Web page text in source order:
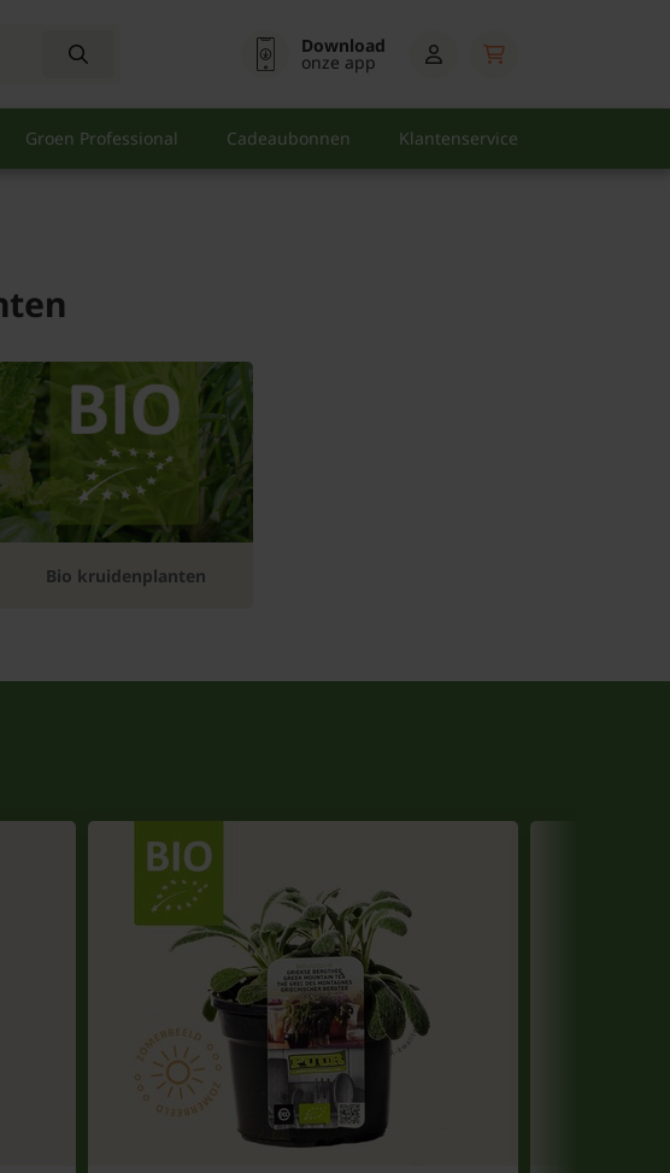
Download
onze app
Groen Professional Cadeaubonnen Klantenservice
Bio kruidenplanten